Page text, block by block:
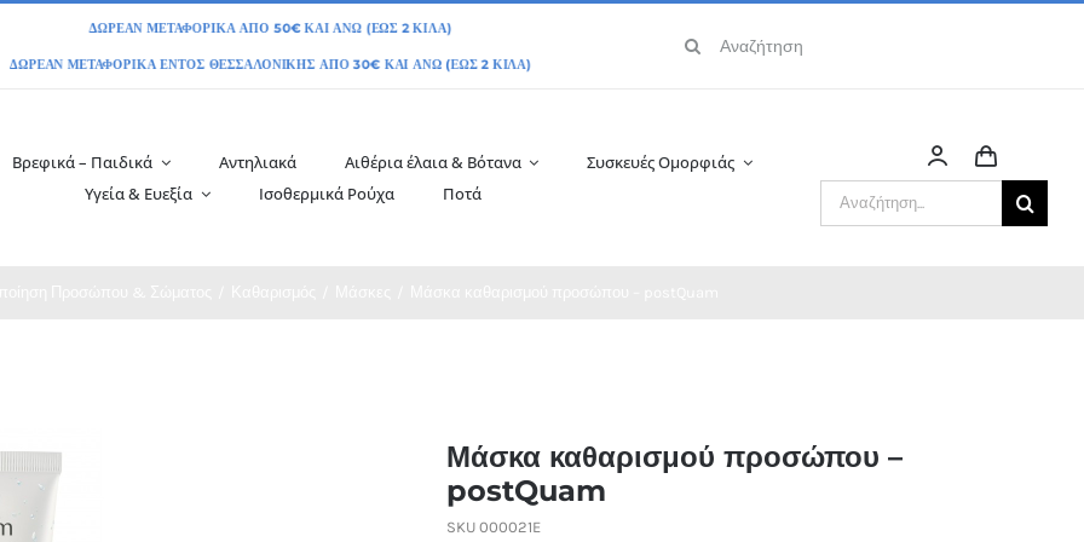
Αναζήτηση
Βρεφικά – Παιδικά Αντηλιακά Αιθέρια έλαια & Βότανα
Συσκευές Ομορφιάς
Υγεία & Ευεξία
Ισοθερμικά Ρούχα Ποτά
Αναζήτηση
για:
Μάσκα καθαρισμού προσώπου –
postQuam
SKU000021E